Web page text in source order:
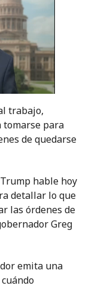
trabajo,
tomarse para
de quedarse
hable hoy
detallar lo que
las órdenes de
Greg
emita una